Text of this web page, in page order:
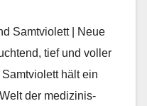
Samtviolett | Neue
tief und voller
hält ein
der medi­zinis­